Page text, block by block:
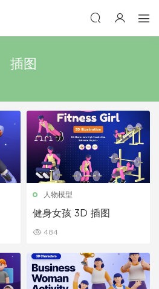
插图
人物模型
健身女孩 3D 插图
484